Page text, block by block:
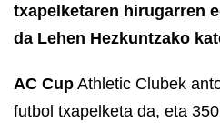
txapelketaren hirugarren
da Lehen Hezkuntzako
AC Cup Athletic Clubek
futbol txapelketa da, eta